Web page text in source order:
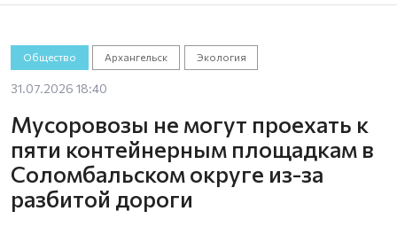
Общество Архангельск Экология
31.07.2026 18:40
Мусоровозы не могут проехать к
пяти контейнерным площадкам в
Соломбальском округе из-за
разбитой дороги